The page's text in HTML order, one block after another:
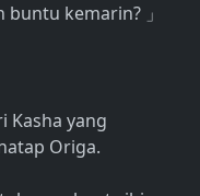
buntu kemarin? 」
Kasha yang
Origa.